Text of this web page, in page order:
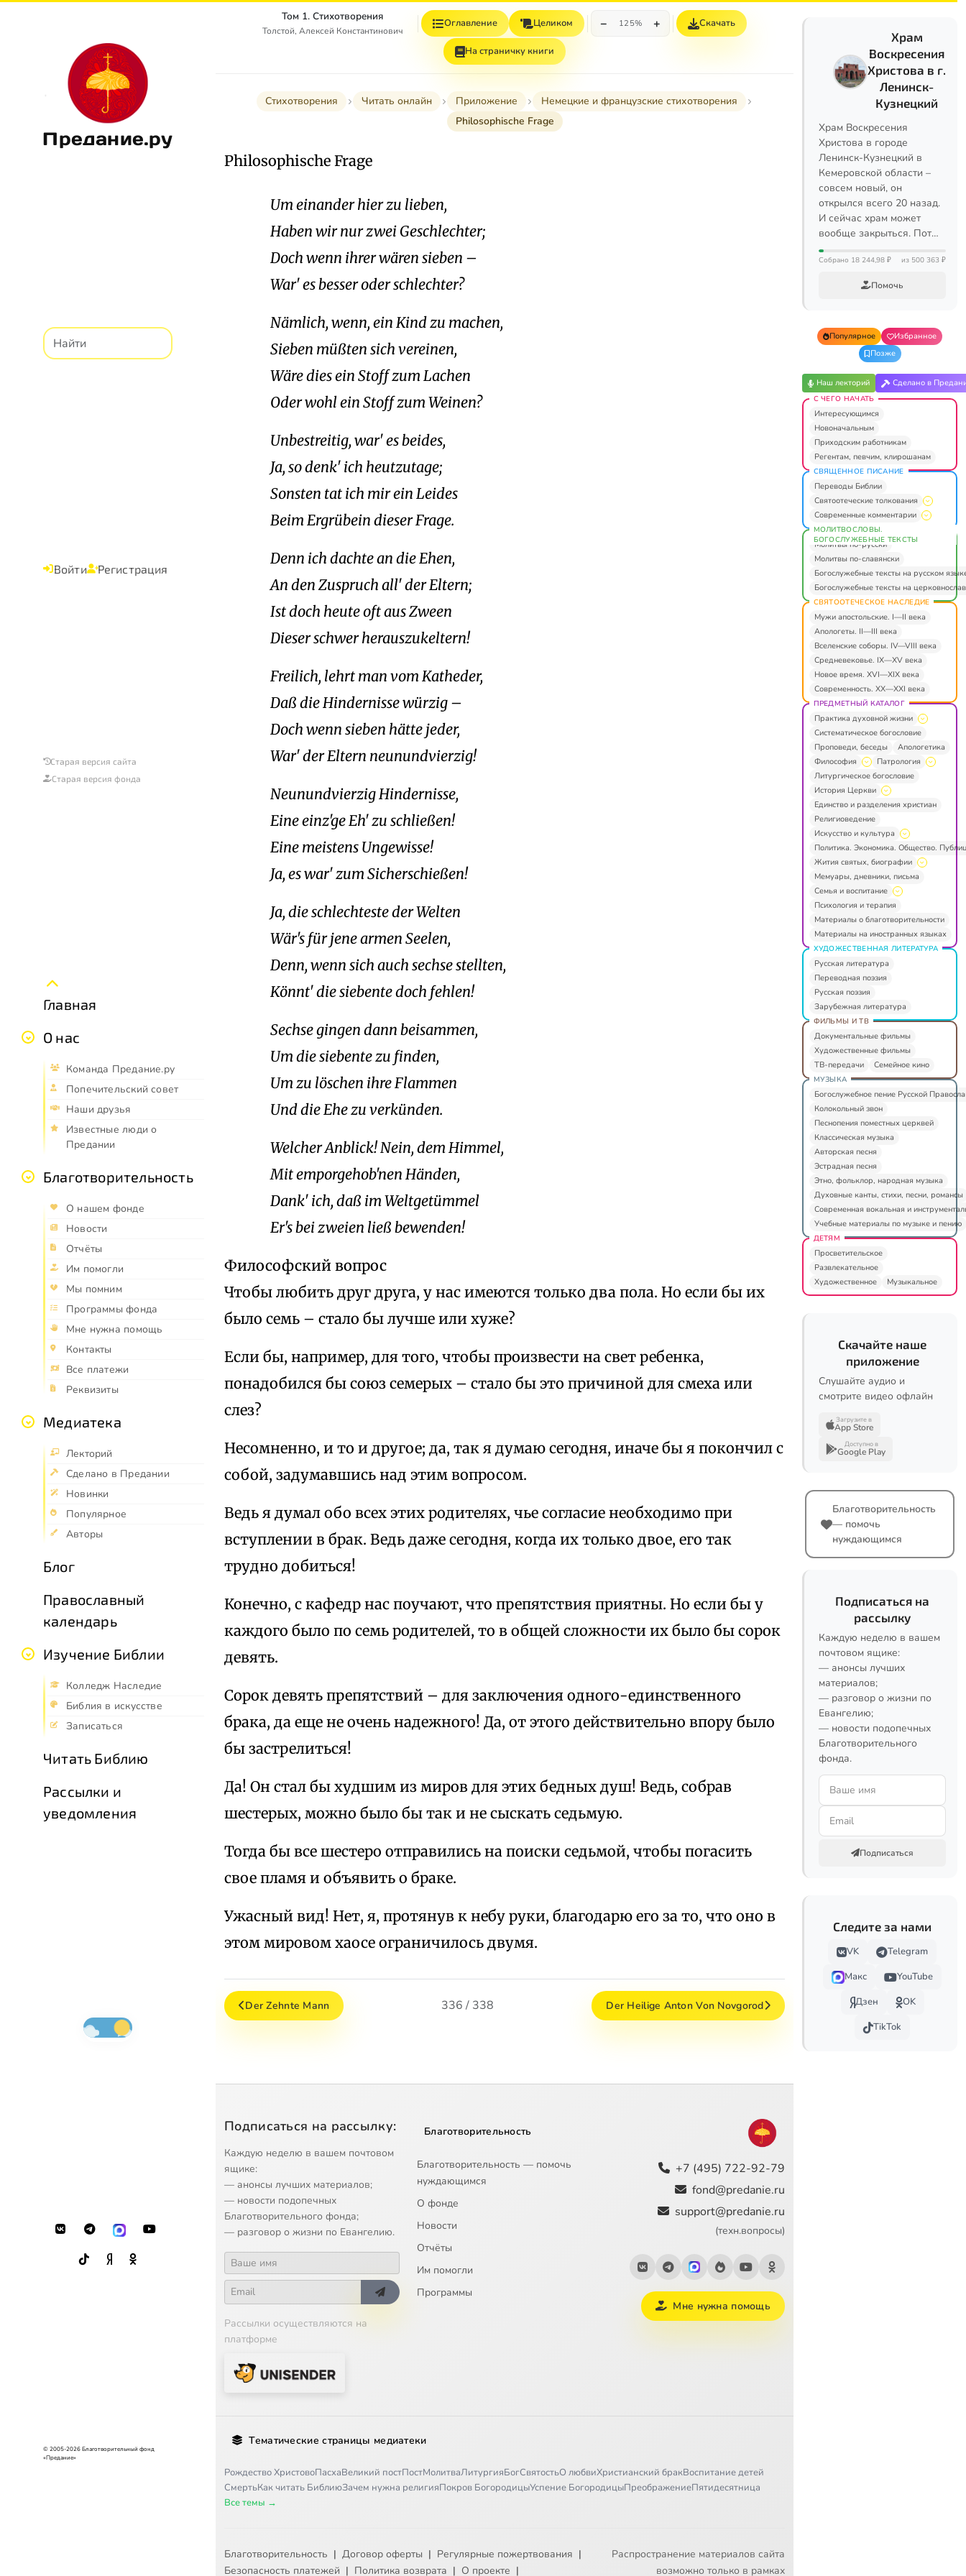
Предание.ру
Войти Регистрация
Старая версия сайта
Старая версия фонда
Главная
О нас
Команда Предание.ру
Попечительский совет
Наши друзья
Известные люди о
Предании
Благотворительность
О нашем фонде
Новости
Отчёты
Им помогли
Мы помним
Программы фонда
Мне нужна помощь
Контакты
Все платежи
Реквизиты
Медиатека
Лекторий
Сделано в Предании
Новинки
Популярное
Авторы
Блог
Православный
календарь
Изучение Библии
Колледж Наследие
Библия в искусстве
Записаться
Читать Библию
Рассылки и
уведомления
© 2005-2026 Благотворительный фонд
«Предание»
Том 1. Стихотворения
Толстой, Алексей Константинович
Оглавление Целиком − 125% + Скачать
На страничку книги
Стихотворения Читать онлайн Приложение
Немецкие и французские стихотворения
Philosophische Frage
Philosophische Frage
Um einander hier zu lieben,
Haben wir nur zwei Geschlechter;
Doch wenn ihrer wären sieben –
War' es besser oder schlechter?
Nämlich, wenn, ein Kind zu machen,
Sieben müßten sich vereinen,
Wäre dies ein Stoff zum Lachen
Oder wohl ein Stoff zum Weinen?
Unbestreitig, war' es beides,
Ja, so denk' ich heutzutage;
Sonsten tat ich mir ein Leides
Beim Ergrübein dieser Frage.
Denn ich dachte an die Ehen,
An den Zuspruch all' der Eltern;
Ist doch heute oft aus Zween
Dieser schwer herauszukeltern!
Freilich, lehrt man vom Katheder,
Daß die Hindernisse würzig –
Doch wenn sieben hätte jeder,
War' der Eltern neunundvierzig!
Neunundvierzig Hindernisse,
Eine einz'ge Eh' zu schließen!
Eine meistens Ungewisse!
Ja, es war' zum Sicherschießen!
Ja, die schlechteste der Welten
Wär's für jene armen Seelen,
Denn, wenn sich auch sechse stellten,
Könnt' die siebente doch fehlen!
Sechse gingen dann beisammen,
Um die siebente zu finden,
Um zu löschen ihre Flammen
Und die Ehe zu verkünden.
Welcher Anblick! Nein, dem Himmel,
Mit emporgehob'nen Händen,
Dank' ich, daß im Weltgetümmel
Er's bei zweien ließ bewenden!
Философский вопрос
Чтобы любить друг друга, у нас имеются только два пола. Но если бы их
было семь – стало бы лучше или хуже?
Если бы, например, для того, чтобы произвести на свет ребенка,
понадобился бы союз семерых – стало бы это причиной для смеха или
слез?
Несомненно, и то и другое; да, так я думаю сегодня, иначе бы я покончил с
собой, задумавшись над этим вопросом.
Ведь я думал обо всех этих родителях, чье согласие необходимо при
вступлении в брак. Ведь даже сегодня, когда их только двое, его так
трудно добиться!
Конечно, с кафедр нас поучают, что препятствия приятны. Но если бы у
каждого было по семь родителей, то в общей сложности их было бы сорок
девять.
Сорок девять препятствий – для заключения одного-единственного
брака, да еще не очень надежного! Да, от этого действительно впору было
бы застрелиться!
Да! Он стал бы худшим из миров для этих бедных душ! Ведь, собрав
шестерых, можно было бы так и не сыскать седьмую.
Тогда бы все шестеро отправились на поиски седьмой, чтобы погасить
свое пламя и объявить о браке.
Ужасный вид! Нет, я, протянув к небу руки, благодарю его за то, что оно в
этом мировом хаосе ограничилось двумя.
Der Zehnte Mann 336 / 338 Der Heilige Anton Von Novgorod
Подписаться на рассылку:
Каждую неделю в вашем почтовом
ящике:
— анонсы лучших материалов;
— новости подопечных
Благотворительного фонда;
— разговор о жизни по Евангелию.
Рассылки осуществляются на
платформе
Благотворительность
Благотворительность — помочь
нуждающимся
О фонде
Новости
Отчёты
Им помогли
Программы
+7 (495) 722-92-79
fond@predanie.ru
support@predanie.ru
(техн.вопросы)
Мне нужна помощь
Тематические страницы медиатеки
Рождество ХристовоПасхаВеликий постПостМолитваЛитургияБогСвятостьО любвиХристианский бракВоспитание детей
СмертьКак читать БиблиюЗачем нужна религияПокров БогородицыУспение БогородицыПреображениеПятидесятница
Все темы →
Благотворительность | Договор оферты | Регулярные пожертвования |
Безопасность платежей | Политика возврата | О проекте |
Распространение материалов сайта
возможно только в рамках
Храм
Воскресения
Христова в г.
Ленинск-
Кузнецкий
Храм Воскресения
Христова в городе
Ленинск-Кузнецкий в
Кемеровской области –
совсем новый, он
открылся всего 20 назад.
И сейчас храм может
вообще закрыться. Пот…
Собрано 18 244,98 ₽ из 500 363 ₽
Помочь
Популярное
Избранное
Позже
Наш лекторий Сделано в
С ЧЕГО НАЧАТЬ
Интересующимся
Новоначальным
Приходским работникам
Регентам, певчим, клирошанам
СВЯЩЕННОЕ ПИСАНИЕ
Переводы Библии
Святоотеческие толкования
Современные комментарии
МОЛИТВОСЛОВЫ.
БОГОСЛУЖЕБНЫЕ ТЕКСТЫ
Молитвы по-русски
Молитвы по-славянски
Богослужебные тексты на русском
Богослужебные тексты на
СВЯТООТЕЧЕСКОЕ НАСЛЕДИЕ
Мужи апостольские. I—II века
Апологеты. II—III века
Вселенские соборы. IV—VIII века
Средневековье. IX—XV века
Новое время. XVI—XIX века
Современность. XX—XXI века
ПРЕДМЕТНЫЙ КАТАЛОГ
Практика духовной жизни
Систематическое богословие
Проповеди, беседы
Апологетика
Философия
Патрология
Литургическое богословие
История Церкви
Единство и разделения христиан
Религиоведение
Искусство и культура
Политика. Экономика. Общество.
Жития святых, биографии
Мемуары, дневники, письма
Семья и воспитание
Психология и терапия
Материалы о благотворительности
Материалы на иностранных языках
ХУДОЖЕСТВЕННАЯ ЛИТЕРАТУРА
Русская литература
Переводная поэзия
Русская поэзия
Зарубежная литература
ФИЛЬМЫ И ТВ
Документальные фильмы
Художественные фильмы
ТВ-передачи
Семейное кино
МУЗЫКА
Богослужебное пение Русской
Колокольный звон
Песнопения поместных церквей
Классическая музыка
Авторская песня
Эстрадная песня
Этно, фольклор, народная музыка
Духовные канты, стихи, песни, романсы
Современная вокальная и
Учебные материалы по музыке и пению
ДЕТЯМ
Просветительское
Развлекательное
Художественное
Музыкальное
Скачайте наше
приложение
Слушайте аудио и
смотрите видео офлайн
Загрузите в
App Store
Доступно в
Google Play
Благотворительность
— помочь
нуждающимся
Подписаться на
рассылку
Каждую неделю в вашем
почтовом ящике:
— анонсы лучших
материалов;
— разговор о жизни по
Евангелию;
— новости подопечных
Благотворительного
фонда.
Подписаться
Следите за нами
VK
Telegram
Макс
YouTube
Дзен
OK
TikTok